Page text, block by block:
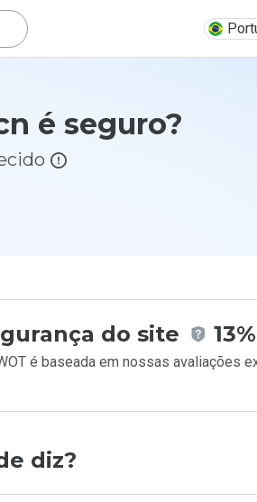
é seguro?
do site 13%
é baseada em nossas avaliações
diz?